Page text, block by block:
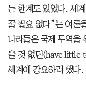
는 한계도 있었다. 세
꿀 필요 없다”는 여론
나라들은 국제 무역을
을 것 없던(have little
세계에 강요하려 했다.